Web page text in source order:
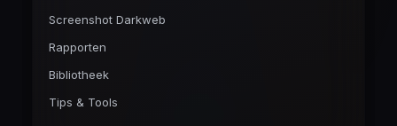
Screenshot Darkweb
Rapporten
Bibliotheek
Tips & Tools